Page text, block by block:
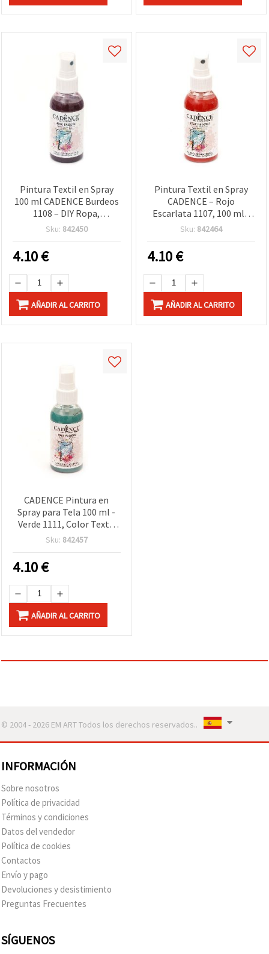
Pintura Textil en Spray
100 ml CADENCE Burdeos
1108 – DIY Ropa,
Camisetas y Manualidades
Sku: 842450
4.10€
AÑADIR AL CARRITO
Pintura Textil en Spray
CADENCE – Rojo
Escarlata 1107, 100 ml |
Color para Tela y Ropa,
Camisetas, Lienzo,
Plantillas
Sku: 842464
4.10€
AÑADIR AL CARRITO
CADENCE Pintura en
Spray para Tela 100 ml -
Verde 1111, Color Textil
para Manualidades DIY,
Sku: 842457
4.10€
AÑADIR AL CARRITO
© 2004 - 2026 EM ART Todos los derechos reservados..
INFORMACIÓN
Sobre nosotros
Política de privacidad
Términos y condiciones
Datos del vendedor
Política de cookies
Contactos
Envío y pago
Devoluciones y desistimiento
Preguntas Frecuentes
SÍGUENOS